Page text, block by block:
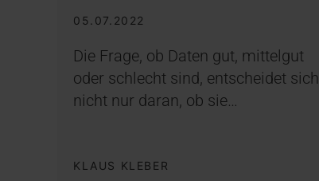
05.07.2022
Die Frage, ob Daten gut, mittelgut
oder schlecht sind, entscheidet sich
nicht nur daran, ob sie…
KLAUS KLEBER